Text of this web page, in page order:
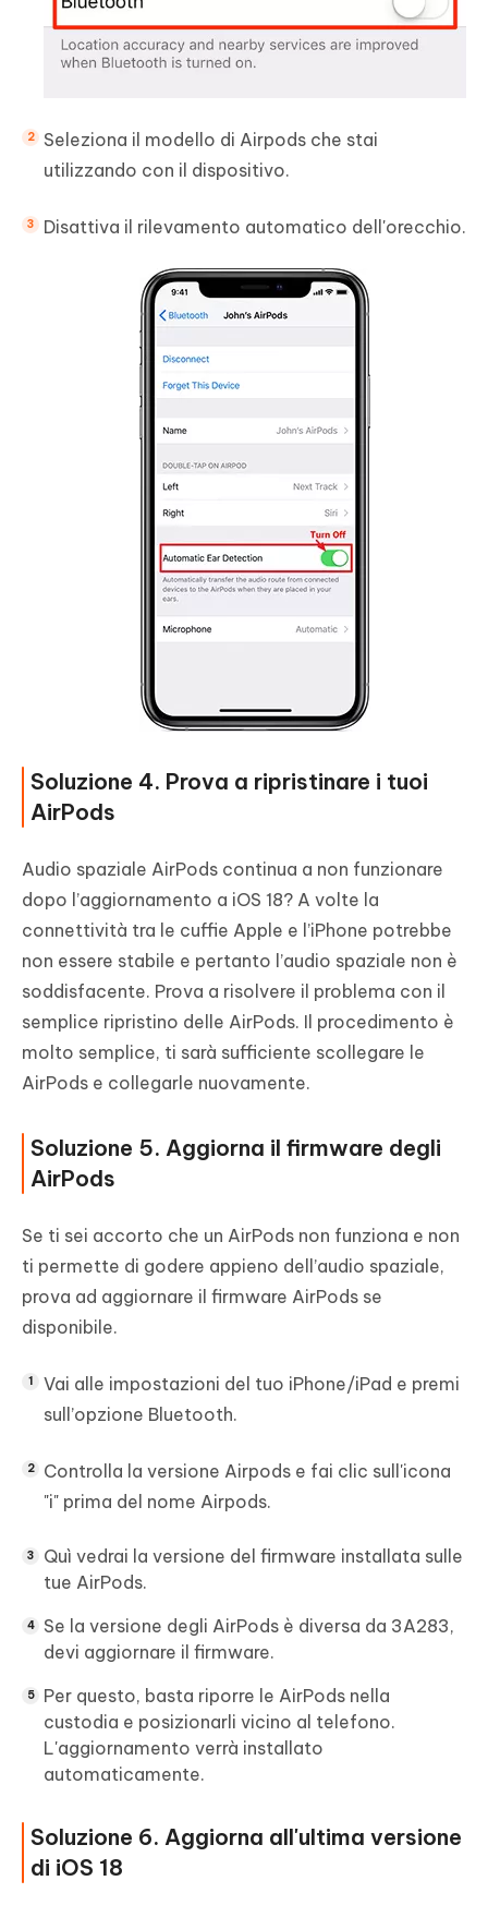
Seleziona il modello di Airpods che stai
utilizzando con il dispositivo.
Disattiva il rilevamento automatico dell'orecchio.
Soluzione 4. Prova a ripristinare i tuoi
AirPods
Audio spaziale AirPods continua a non funzionare
dopo l’aggiornamento a iOS 18? A volte la
connettività tra le cuffie Apple e l’iPhone potrebbe
non essere stabile e pertanto l’audio spaziale non è
soddisfacente. Prova a risolvere il problema con il
semplice ripristino delle AirPods. Il procedimento è
molto semplice, ti sarà sufficiente scollegare le
AirPods e collegarle nuovamente.
Soluzione 5. Aggiorna il firmware degli
AirPods
Se ti sei accorto che un AirPods non funziona e non
ti permette di godere appieno dell’audio spaziale,
prova ad aggiornare il firmware AirPods se
disponibile.
Vai alle impostazioni del tuo iPhone/iPad e premi
sull’opzione Bluetooth.
Controlla la versione Airpods e fai clic sull'icona
"i" prima del nome Airpods.
Quì vedrai la versione del firmware installata sulle
tue AirPods.
Se la versione degli AirPods è diversa da 3A283,
devi aggiornare il firmware.
Per questo, basta riporre le AirPods nella
custodia e posizionarli vicino al telefono.
L'aggiornamento verrà installato
automaticamente.
Soluzione 6. Aggiorna all'ultima versione
di iOS 18